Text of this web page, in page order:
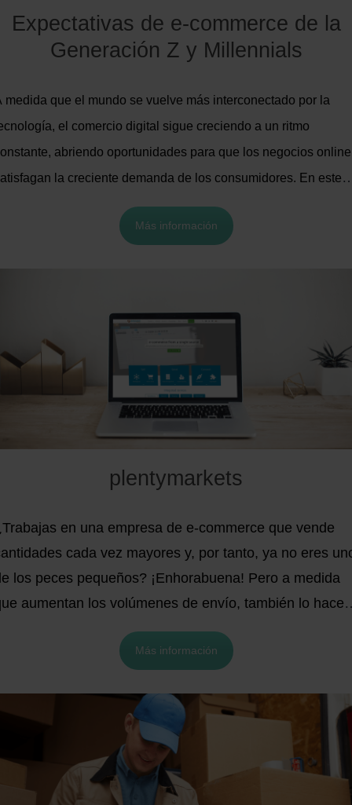
seguido de las estrategias para implementar un
de recomendaciones.
Expectativas de e-commerce de la
Generación Z y Millennials
medida que el mundo se vuelve más interconectado por la
el comercio digital sigue creciendo a un ritmo
abriendo oportunidades para que los negocios online
la creciente demanda de los consumidores. En este
queremos centrarnos en dos generaciones que es clave
para impulsar tus ventas: la Generación Z y los
Más información
plentymarkets
en una empresa de e-commerce que vende
cada vez mayores y, por tanto, ya no eres
los peces pequeños? ¡Enhorabuena! Pero a medida
aumentan los volúmenes de envío, también lo hace
carga de trabajo asociada. A la larga, la coordinación
los distintos procesos se vuelve prácticamente
, es el paso lógico a seguir. Uno de los
de este tipo de software es plentymarkets.
Más información